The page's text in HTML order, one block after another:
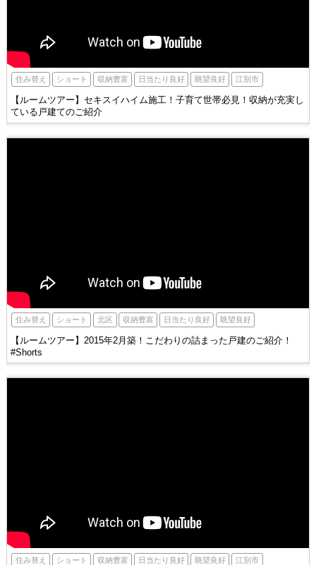
住み替え ショート 収納豊富 日当たり良好 眺望良好 江別市
【ルームツアー】セキスイハイム施工！子育て世帯必見！収納が充実し
ている戸建てのご紹介
住み替え ショート 北区 収納豊富 日当たり良好 眺望良好
【ルームツアー】2015年2月築！こだわりの詰まった戸建のご紹介！
#Shorts
住み替え ショート 収納豊富 日当たり良好 眺望良好 江別市